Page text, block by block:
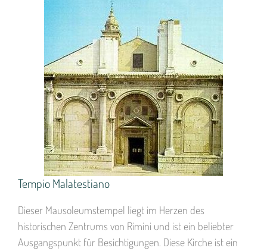
Tempio Malatestiano
Dieser Mausoleumstempel liegt im Herzen des
historischen Zentrums von Rimini und ist ein beliebter
Ausgangspunkt für Besichtigungen. Diese Kirche ist ein